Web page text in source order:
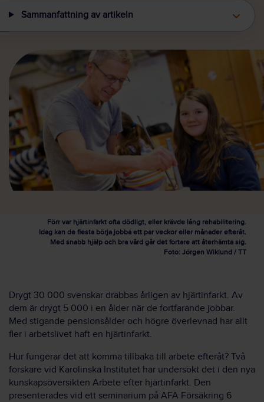
Sammanfattning av artikeln
Förr var hjärtinfarkt ofta dödligt, eller krävde lång rehabilitering.
Idag kan de flesta börja jobba ett par veckor eller månader efteråt.
Med snabb hjälp och bra vård går det fortare att återhämta sig.
Foto: Jörgen Wiklund / TT
Drygt 30 000 svenskar drabbas årligen av hjärtinfarkt. Av
dem är drygt 5 000 i en ålder när de fortfarande jobbar.
Med stigande pensionsålder och högre överlevnad har allt
fler i arbetslivet haft en hjärtinfarkt.
Hur fungerar det att komma tillbaka till arbete efteråt? Två
forskare vid Karolinska Institutet har undersökt det i den nya
kunskapsöversikten Arbete efter hjärtinfarkt. Den
presenterades vid ett seminarium på AFA Försäkring 6